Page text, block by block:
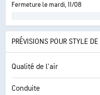
Fermeture le mardi, 11/08
PRÉVISIONS POUR STYLE
Qualité de l'air
Conduite